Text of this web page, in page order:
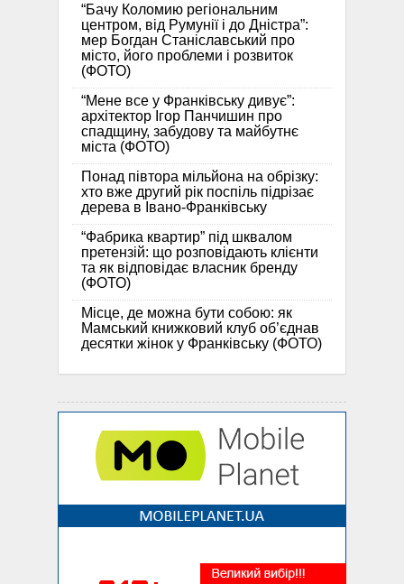
“Бачу Коломию регіональним
центром, від Румунії і до Дністра”:
мер Богдан Станіславський про
місто, його проблеми і розвиток
(ФОТО)
“Мене все у Франківську дивує”:
архітектор Ігор Панчишин про
спадщину, забудову та майбутнє
міста (ФОТО)
Понад півтора мільйона на обрізку:
хто вже другий рік поспіль підрізає
дерева в Івано-Франківську
“Фабрика квартир” під шквалом
претензій: що розповідають клієнти
та як відповідає власник бренду
(ФОТО)
Місце, де можна бути собою: як
Мамський книжковий клуб об’єднав
десятки жінок у Франківську (ФОТО)